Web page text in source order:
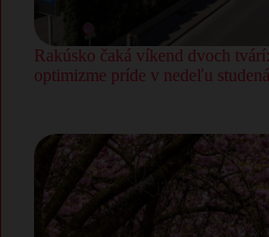
Rakúsko čaká víkend dvoch
optimizme príde v nedeľu